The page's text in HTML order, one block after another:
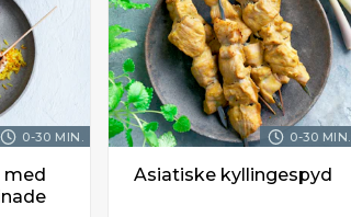
0-30 MIN.
med
0-30 MIN.
Asiatiske kyllingespyd